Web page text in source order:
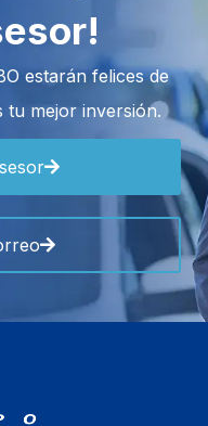
estarán felices de
tu mejor inversión.